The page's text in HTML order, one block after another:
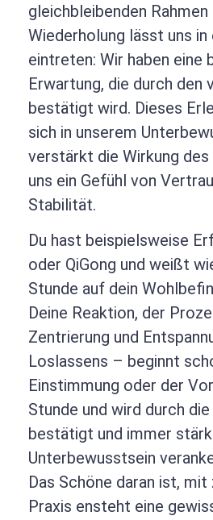
gleichbleibenden Rahmen
Wiederholung lässt uns in
eintreten: Wir haben eine
Erwartung, die durch den
bestätigt wird. Dieses
sich in unserem
verstärkt die Wirkung
uns ein Gefühl von
Stabilität.
Du hast beispielsweise
oder QiGong und weißt
Stunde auf dein
Deine Reaktion, der
Zentrierung und
Loslassens – beginnt
Einstimmung oder der
Stunde und wird durch
bestätigt und immer
Unterbewusstsein
Das Schöne daran ist, mit
Praxis ensteht eine